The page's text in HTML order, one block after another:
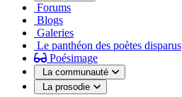
Forums
Blogs
Galeries
Le panthéon des poètes disparus
Poésimage
La communauté
La prosodie